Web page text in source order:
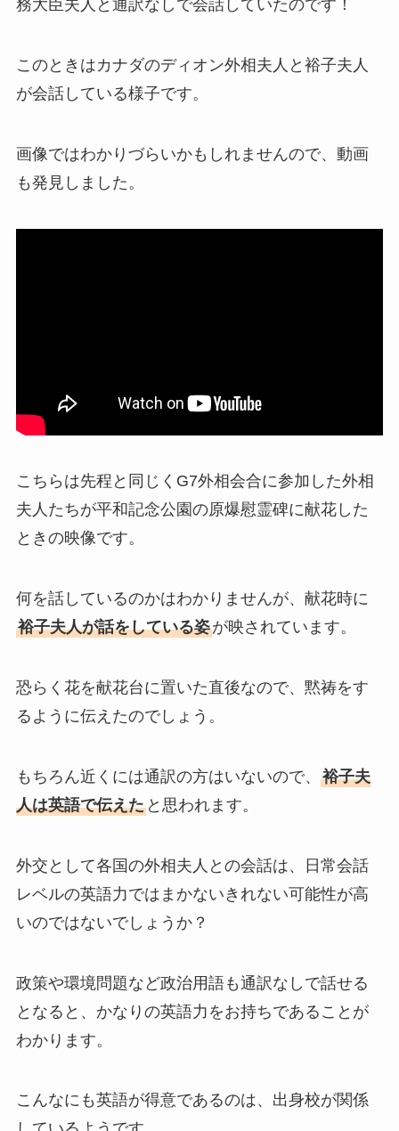
務大臣夫人と通訳なしで会話していたのです！
このときはカナダのディオン外相夫人と裕子夫人
が会話している様子です。
画像ではわかりづらいかもしれませんので、動画
も発見しました。
こちらは先程と同じくG7外相会合に参加した外相
夫人たちが平和記念公園の原爆慰霊碑に献花した
ときの映像です。
何を話しているのかはわかりませんが、献花時に
裕子夫人が話をしている姿が映されています。
恐らく花を献花台に置いた直後なので、黙祷をす
るように伝えたのでしょう。
もちろん近くには通訳の方はいないので、 裕子夫
人は英語で伝えたと思われます。
外交として各国の外相夫人との会話は、日常会話
レベルの英語力ではまかないきれない可能性が高
いのではないでしょうか？
政策や環境問題など政治用語も通訳なしで話せる
となると、かなりの英語力をお持ちであることが
わかります。
こんなにも英語が得意であるのは、出身校が関係